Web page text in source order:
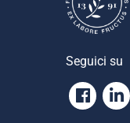
Seguici su